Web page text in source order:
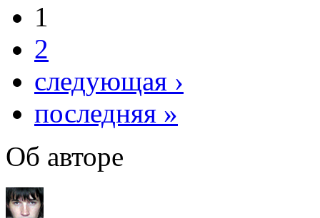
1
2
следующая ›
последняя »
Об авторе